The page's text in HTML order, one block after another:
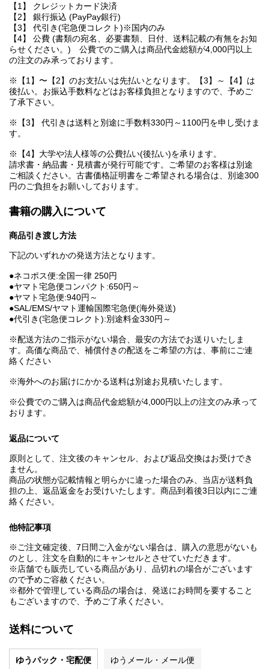
【1】 クレジットカード決済
【2】 銀行振込 (PayPay銀行)
【3】 代引き(宅急便コレクト)※国内のみ
【4】 公費 (書類の宛名、必要書類、日付、送料記載の有無をお知
らせください。) 公費でのご購入は商品代金総額が4,000円以上
の注文のみ承っております。
※【1】〜【2】のお支払いは先払いとなります。【3】～【4】は
後払い。お振込手数料などはお客様負担となりますので、予めご
了承下さい。
※【3】 代引きは送料と別途に手数料330円～1100円を申し受けま
す。
※【4】大学や法人様等の公費払い(後払い)を承ります。
請求書・納品書・見積書が発行可能です。ご希望のお客様は別途
ご相談ください。古書価格証明書をご希望される場合は、別途300
円のご負担をお願いしております。
書籍の購入について
商品引き渡し方法
下記のいずれかの発送方法となります。
●ネコポス便:全国一律 250円
●ヤマト宅急便コンパクト:650円～
●ヤマト宅急便:940円～
●SAL/EMS/ヤマト運輸国際宅急便(海外発送)
●代引き(宅急便コレクト):別途料金330円～
※配送方法のご指示がない場合、最安の方法でお送りいたしま
す。高価な商品で、補償付きの配送をご希望の方は、事前にご連
絡ください
※海外へのお届けにかかる送料は別途お見積いたします。
※公費でのご購入は商品代金総額が4,000円以上の注文のみ承って
おります。
返品について
原則として、注文後のキャンセル、および返品交換はお受けでき
ません。
商品の状態が記載情報と明らかに違った場合のみ、当店が送料負
担の上、返品返金をお受けいたします。商品到着後3日以内にご連
絡ください。
他特記事項
※ご注文確定後、7日間ご入金がない場合は、購入の意思がないも
のとし、注文を自動的にキャンセルとさせていただきます。
※店舗でも販売している商品があり、品切れの場合がございます
ので予めご容赦ください。
※都外で管理している商品の場合は、発送にお時間を要すること
もございますので、予めご了承ください。
送料について
ゆうパック・宅配便 ゆうメール・メール便